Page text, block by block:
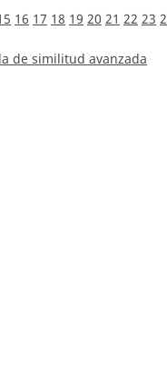
16 17 18 19 20 21 22 23
de similitud avanzada